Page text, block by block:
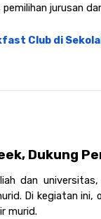
jurusan
Club di
Dukung
dan
Di kegiatan
murid.